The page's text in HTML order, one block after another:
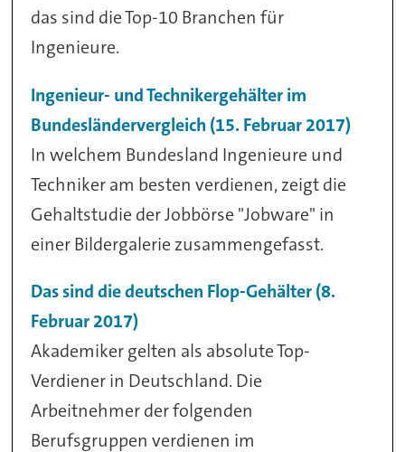
das sind die Top-10 Branchen für
Ingenieure.
Ingenieur- und Technikergehälter im
Bundesländervergleich (15. Februar 2017)
In welchem Bundesland Ingenieure und
Techniker am besten verdienen, zeigt die
Gehaltstudie der Jobbörse "Jobware" in
einer Bildergalerie zusammengefasst.
Das sind die deutschen Flop-Gehälter (8.
Februar 2017)
Akademiker gelten als absolute Top-
Verdiener in Deutschland. Die
Arbeitnehmer der folgenden
Berufsgruppen verdienen im